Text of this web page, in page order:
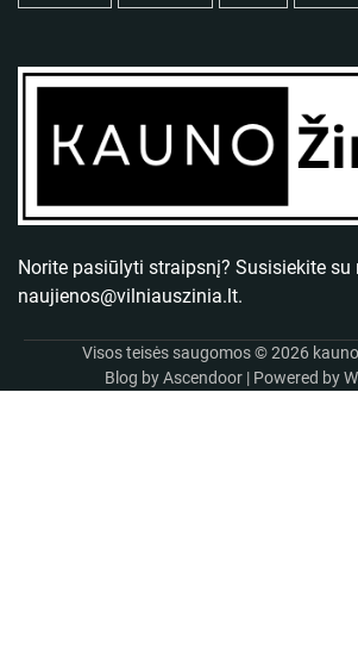
Norite pasiūlyti straipsnį? Susisiekite su
naujienos@vilniauszinia.lt.
Visos teisės saugomos © 2026
Blog byAscendoor| Powered by